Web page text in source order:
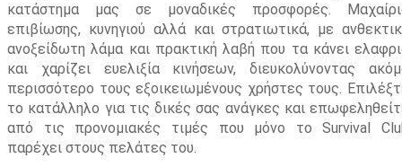
κατάστημα μας σε μοναδικές προσφορές.
επιβίωσης, κυνηγιού αλλά και στρατιωτικά, με
ανοξείδωτη λάμα και πρακτική λαβή που τα κάνει
και χαρίζει ευελιξία κινήσεων, διευκολύνοντας
περισσότερο τους εξοικειωμένους χρήστες τους.
το κατάλληλο για τις δικές σας ανάγκες και
από τις προνομιακές τιμές που μόνο το Survival
παρέχει στους πελάτες του.